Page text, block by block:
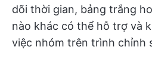
dõi thời gian, bảng trắng
nào khác có thể hỗ trợ và
việc nhóm trên trình chỉnh